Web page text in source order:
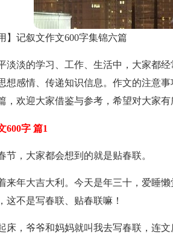
】记叙文作文600字集锦六篇
淡淡的学习、工作、生活中，大家都
想感情、传递知识信息。作文的注意
，欢迎大家借鉴与参考，希望对大家有
600字 篇1
节，大家都会想到的就是贴春联。
来年大吉大利。今天是年三十，爱睡
这不是写春联、贴春联嘛！
床，爷爷和妈妈就叫我去写春联，连